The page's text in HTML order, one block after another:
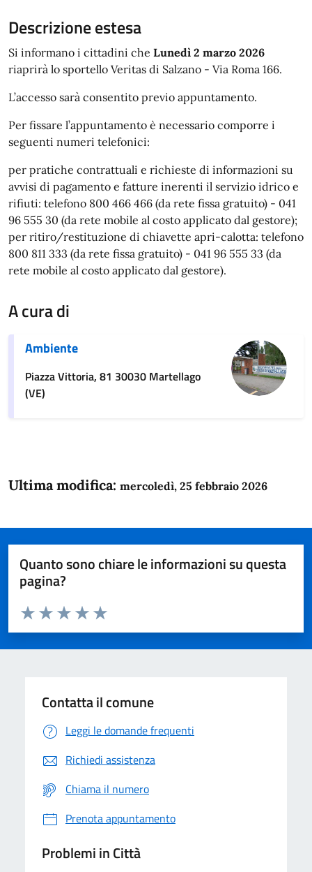
Descrizione estesa
Si informano i cittadini che Lunedì 2 marzo 2026
riaprirà lo sportello Veritas di Salzano - Via Roma 166.
L’accesso sarà consentito previo appuntamento.
Per fissare l’appuntamento è necessario comporre i
seguenti numeri telefonici:
per pratiche contrattuali e richieste di informazioni su
avvisi di pagamento e fatture inerenti il servizio idrico e
rifiuti: telefono 800 466 466 (da rete fissa gratuito) - 041
96 555 30 (da rete mobile al costo applicato dal gestore);
per ritiro/restituzione di chiavette apri-calotta: telefono
800 811 333 (da rete fissa gratuito) - 041 96 555 33 (da
rete mobile al costo applicato dal gestore).
A cura di
Ambiente
Piazza Vittoria, 81 30030 Martellago
(VE)
Ultima modifica: mercoledì, 25 febbraio 2026
Quanto sono chiare le informazioni su questa
pagina?
Domanda
Valuta da 1 a 5 stelle la pagina
Valuta 5 stelle su 5
Valuta 4 stelle su 5
Valuta 3 stelle su 5
Valuta 2 stelle su 5
Valuta 1 stelle su 5
Contatta il comune
Leggi le domande frequenti
Richiedi assistenza
Chiama il numero
Prenota appuntamento
Problemi in Città